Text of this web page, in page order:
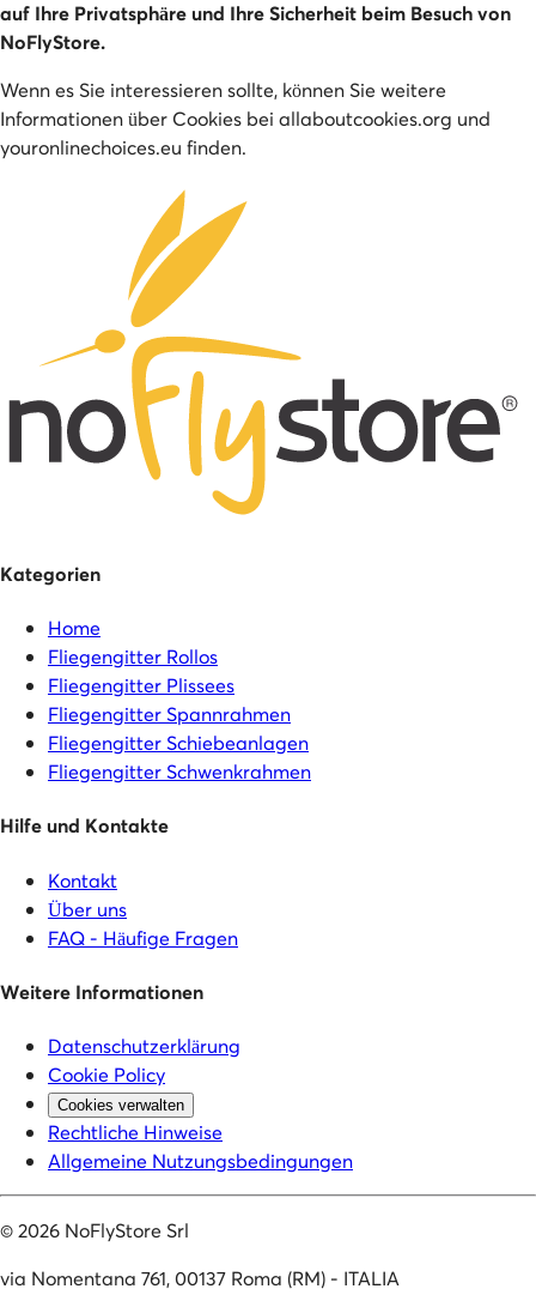
auf Ihre Privatsphäre und Ihre Sicherheit beim Besuch von
NoFlyStore.
Wenn es Sie interessieren sollte, können Sie weitere
Informationen über Cookies bei allaboutcookies.org und
youronlinechoices.eu finden.
Kategorien
Home
Fliegengitter Rollos
Fliegengitter Plissees
Fliegengitter Spannrahmen
Fliegengitter Schiebeanlagen
Fliegengitter Schwenkrahmen
Hilfe und Kontakte
Kontakt
Über uns
FAQ - Häufige Fragen
Weitere Informationen
Datenschutzerklärung
Cookie Policy
Cookies verwalten
Rechtliche Hinweise
Allgemeine Nutzungsbedingungen
©2026 NoFlyStore Srl
via Nomentana 761, 00137 Roma (RM) - ITALIA